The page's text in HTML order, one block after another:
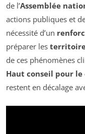
de l’Assemblée
actions publiques et
nécessité d’un
préparer les
de ces phénomènes
Haut conseil pour
restent en décalage